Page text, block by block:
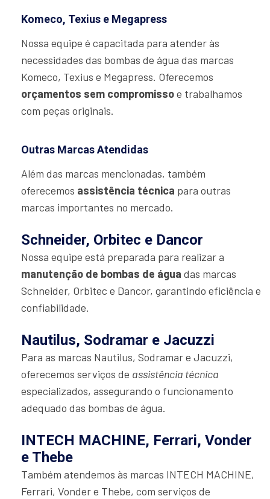
Komeco, Texius e Megapress
Nossa equipe é capacitada para atender às
necessidades das bombas de água das marcas
Komeco, Texius e Megapress. Oferecemos
orçamentos sem compromissoe trabalhamos
com peças originais.
Outras Marcas Atendidas
Além das marcas mencionadas, também
oferecemos assistência técnica para outras
marcas importantes no mercado.
Schneider, Orbitec e Dancor
Nossa equipe está preparada para realizar a
manutenção de bombas de água das marcas
Schneider, Orbitec e Dancor, garantindo eficiência e
confiabilidade.
Nautilus, Sodramar e Jacuzzi
Para as marcas Nautilus, Sodramar e Jacuzzi,
oferecemos serviços de assistência técnica
especializados, assegurando o funcionamento
adequado das bombas de água.
INTECH MACHINE, Ferrari, Vonder
e Thebe
Também atendemos às marcas INTECH MACHINE,
Ferrari, Vonder e Thebe, com serviços de